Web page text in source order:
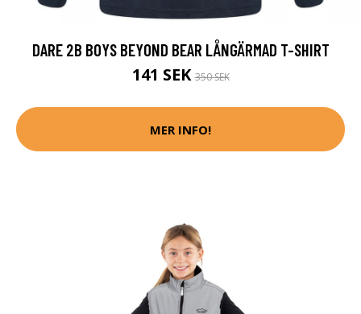
DARE 2B BOYS BEYOND BEAR LÅNGÄRMAD T-SHIRT
141 SEK350 SEK
MER INFO!